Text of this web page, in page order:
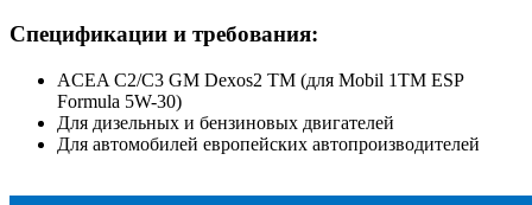
Спецификации и требования:
ACEA C2/C3 GM Dexos2 TM (для Mobil 1TM ESP
Formula 5W-30)
Для дизельных и бензиновых двигателей
Для автомобилей европейских автопроизводителей